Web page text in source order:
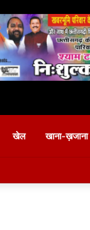
खेल खाना-ख़जाना